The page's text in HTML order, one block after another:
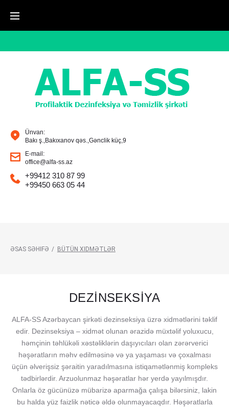
Ünvan:
Bakı ş.,Bakıxanov qəs.,Gənclik küç,9
E-mail:
office@alfa-ss.az
+99412 310 87 99
+99450 663 05 44
ƏSAS SƏHIFƏ / BÜTÜN XIDMƏTLƏR
SERVICES
DEZİNSEKSİYA
ALFA-SS Azərbaycan şirkəti dezinseksiya üzrə xidmətlərini təklif
edir. Dezinseksiya – xidmət olunan ərazidə müxtəlif yoluxucu,
həmçinin təhlükəli xəstəliklərin daşıyıcıları olan zərərverici
həşəratların məhv edilməsinə və ya yaşaması və çoxalması
üçün əlverişsiz şəraitin yaradılmasına istiqamətlənmiş kompleks
tədbirlərdir. Arzuolunmaz həşəratlar hər yerdə yayılmışdır.
Onlarla öz gücünüzə mübarizə aparmağa çalışa bilərsiniz, lakin
bu halda yüz faizlik nəticə əldə olunmayacaqdır. Həşəratlarla